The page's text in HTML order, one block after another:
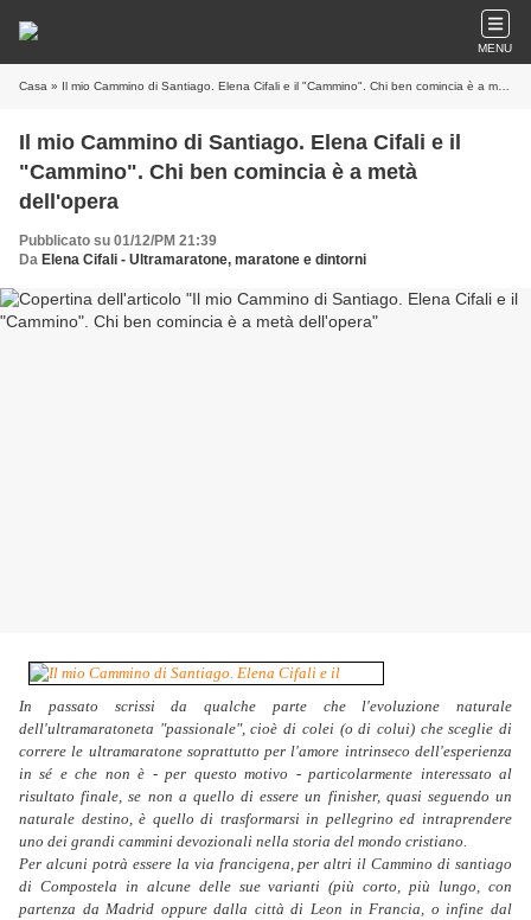
MENU
Casa » Il mio Cammino di Santiago. Elena Cifali e il "Cammino". Chi ben comincia è a metà dell'opera
Il mio Cammino di Santiago. Elena Cifali e il
"Cammino". Chi ben comincia è a metà
dell'opera
Pubblicato su 01/12/PM 21:39
Da Elena Cifali - Ultramaratone, maratone e dintorni
In passato scrissi da qualche parte che l'evoluzione naturale
dell'ultramaratoneta "passionale", cioè di colei (o di colui) che sceglie di
correre le ultramaratone soprattutto per l'amore intrinseco dell'esperienza
in sé e che non è - per questo motivo - particolarmente interessato al
risultato finale, se non a quello di essere un finisher, quasi seguendo un
naturale destino, è quello di trasformarsi in pellegrino ed intraprendere
uno dei grandi cammini devozionali nella storia del mondo cristiano.
Per alcuni potrà essere la via francigena, per altri il Cammino di santiago
di Compostela in alcune delle sue varianti (più corto, più lungo, con
partenza da Madrid oppure dalla città di Leon in Francia, o infine dal